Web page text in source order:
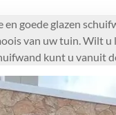
goede glazen
van uw tuin. Wilt
kunt u vanuit